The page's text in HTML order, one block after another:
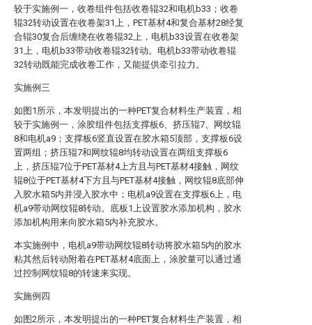
较于实施例一，收卷组件包括收卷辊32和电机b33；收卷
辊32转动设置在收卷架31上，PET基材4和复合基材28经复
合辊30复合后缠绕在收卷辊32上，电机b33设置在收卷架
31上，电机b33带动收卷辊32转动。电机b33带动收卷辊
32转动既能完成收卷工作，又能提供牵引拉力。
实施例三
如图1所示，本发明提出的一种PET复合材料生产装置，相
较于实施例一，涂胶组件包括支撑板6、挤压辊7、网纹辊
8和电机a9；支撑板6竖直设置在胶水箱5顶部，支撑板6设
置两组；挤压辊7和网纹辊8均转动设置在两组支撑板6
上，挤压辊7位于PET基材4上方且与PET基材4接触，网纹
辊8位于PET基材4下方且与PET基材4接触，网纹辊8底部伸
入胶水箱5内并浸入胶水中；电机a9设置在支撑板6上，电
机a9带动网纹辊8转动。底板1上设置胶水添加机构，胶水
添加机构用来向胶水箱5内补充胶水。
本实施例中，电机a9带动网纹辊8转动将胶水箱5内的胶水
粘其然后转动附着在PET基材4底面上，涂胶量可以通过通
过控制网纹辊8的转速来实现。
实施例四
如图2所示，本发明提出的一种PET复合材料生产装置，相